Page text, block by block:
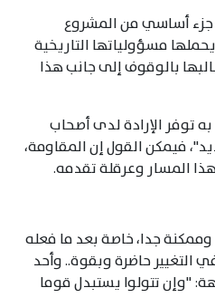
جزء أساسي من المشروع
مسؤولياتها التاريخية
بالوقوف إلى جانب هذا
توفر الإرادة لدى أصحاب
فيمكن القول إن المقاومة،
المسار وعرقلة تقدمه.
وممكنة جدا، خاصة بعد ما فعله
التغيير حاضرة وبقوة.. وأحد
"وإن تتولوا يستبدل قوما